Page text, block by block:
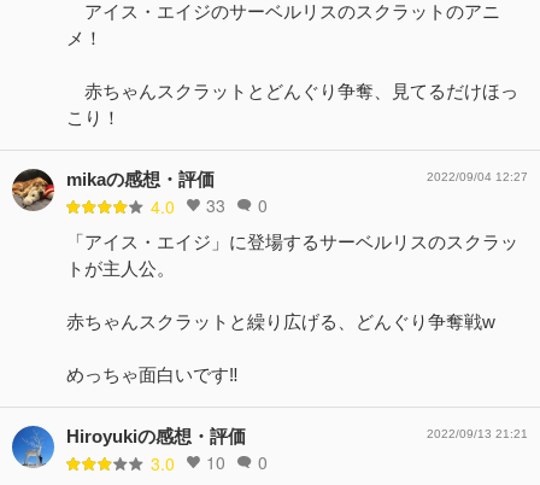
アイス・エイジのサーベルリスのスクラットのアニ
メ！
赤ちゃんスクラットとどんぐり争奪、見てるだけほっ
こり！
mikaの感想・評価
4.0 33 0
2022/09/04 12:27
「アイス・エイジ」に登場するサーベルリスのスクラッ
トが主人公。
赤ちゃんスクラットと繰り広げる、どんぐり争奪戦w
めっちゃ面白いです‼️
Hiroyukiの感想・評価
3.0 10 0
2022/09/13 21:21